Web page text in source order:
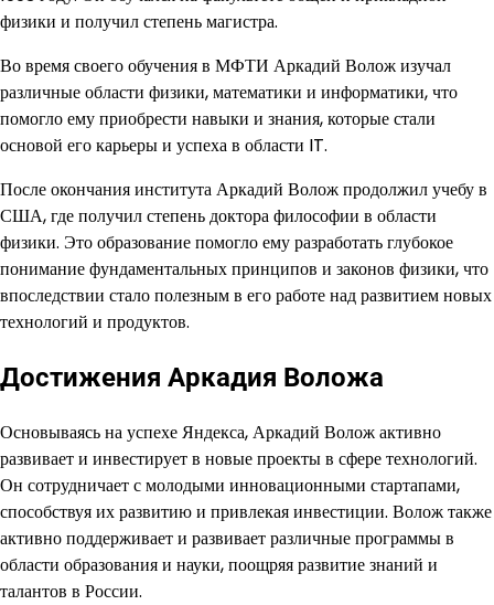
физики и получил степень магистра.
Во время своего обучения в МФТИ Аркадий Волож изучал
различные области физики, математики и информатики, что
помогло ему приобрести навыки и знания, которые стали
основой его карьеры и успеха в области IT.
После окончания института Аркадий Волож продолжил учебу в
США, где получил степень доктора философии в области
физики. Это образование помогло ему разработать глубокое
понимание фундаментальных принципов и законов физики, что
впоследствии стало полезным в его работе над развитием новых
технологий и продуктов.
Достижения Аркадия Воложа
Основываясь на успехе Яндекса, Аркадий Волож активно
развивает и инвестирует в новые проекты в сфере технологий.
Он сотрудничает с молодыми инновационными стартапами,
способствуя их развитию и привлекая инвестиции. Волож также
активно поддерживает и развивает различные программы в
области образования и науки, поощряя развитие знаний и
талантов в России.